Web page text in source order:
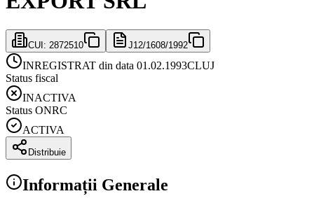
CUI: 2872510 J12/1608/1992
INREGISTRAT din data 01.02.1993CLUJ
Status fiscal
INACTIVA
Status ONRC
ACTIVA
Distribuie
Informații Generale